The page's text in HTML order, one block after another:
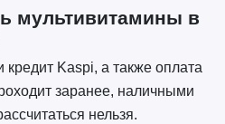
мультивитамины в
кредит Kaspi, а также оплата
заранее, наличными
нельзя.